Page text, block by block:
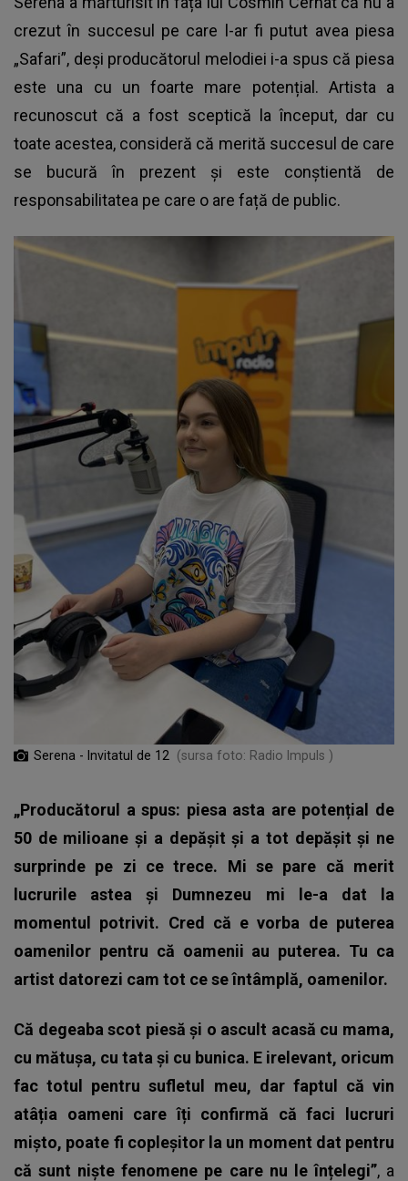
crezut în succesul pe care l-ar fi putut avea piesa
„Safari”, deși producătorul melodiei i-a spus că piesa
este una cu un foarte mare potențial. Artista a
recunoscut că a fost sceptică la început, dar cu
toate acestea, consideră că merită succesul de care
se bucură în prezent și este conștientă de
responsabilitatea pe care o are față de public.
Serena - Invitatul de 12 (sursa foto: Radio Impuls )
„Producătorul a spus: piesa asta are potențial de
50 de milioane și a depășit și a tot depășit și ne
surprinde pe zi ce trece. Mi se pare că merit
lucrurile astea și Dumnezeu mi le-a dat la
momentul potrivit. Cred că e vorba de puterea
oamenilor pentru că oamenii au puterea. Tu ca
artist datorezi cam tot ce se întâmplă, oamenilor.
Că degeaba scot piesă și o ascult acasă cu mama,
cu mătușa, cu tata și cu bunica. E irelevant, oricum
fac totul pentru sufletul meu, dar faptul că vin
atâția oameni care îți confirmă că faci lucruri
mișto, poate fi copleșitor la un moment dat pentru
că sunt niște fenomene pe care nu le înțelegi”, a